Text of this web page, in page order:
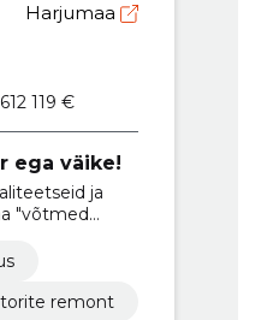
Harjumaa
612 119 €
ega väike!
ja
"võtmed
remont